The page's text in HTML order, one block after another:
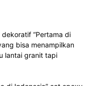
“Pertama di
bisa menampilkan
lantai granit tapi